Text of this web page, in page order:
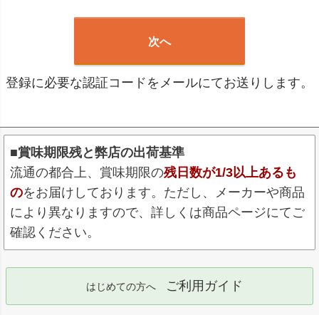
次へ
登録に必要な認証コードをメールにてお送りします。
■賞味期限残と弊店の出荷基準
流通の都合上、賞味期限の残日数が1/3以上あるも
のをお届けしております。ただし、メーカーや商品
により異なりますので、詳しくは商品ページにてご
確認ください。
はじめての方へ ご利用ガイド